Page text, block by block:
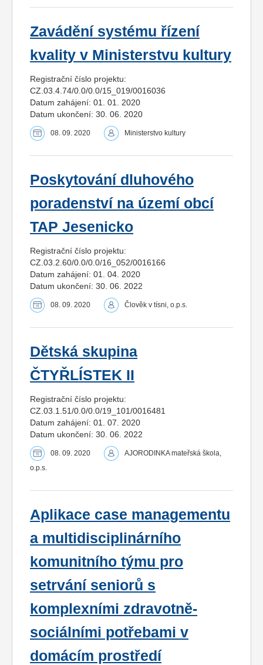
Zavádění systému řízení
kvality v Ministerstvu kultury
Registrační číslo projektu:
CZ.03.4.74/0.0/0.0/15_019/0016036
Datum zahájení: 01. 01. 2020
Datum ukončení: 30. 06. 2020
08. 09. 2020 Ministerstvo kultury
Poskytování dluhového
poradenství na území obcí
TAP Jesenicko
Registrační číslo projektu:
CZ.03.2.60/0.0/0.0/16_052/0016166
Datum zahájení: 01. 04. 2020
Datum ukončení: 30. 06. 2022
08. 09. 2020 Člověk v tísni, o.p.s.
Dětská skupina
ČTYŘLÍSTEK II
Registrační číslo projektu:
CZ.03.1.51/0.0/0.0/19_101/0016481
Datum zahájení: 01. 07. 2020
Datum ukončení: 30. 06. 2022
08. 09. 2020
AJORODINKA mateřská škola,
o.p.s.
Aplikace case managementu
a multidisciplinárního
komunitního týmu pro
setrvání seniorů s
komplexními zdravotně-
sociálními potřebami v
domácím prostředí